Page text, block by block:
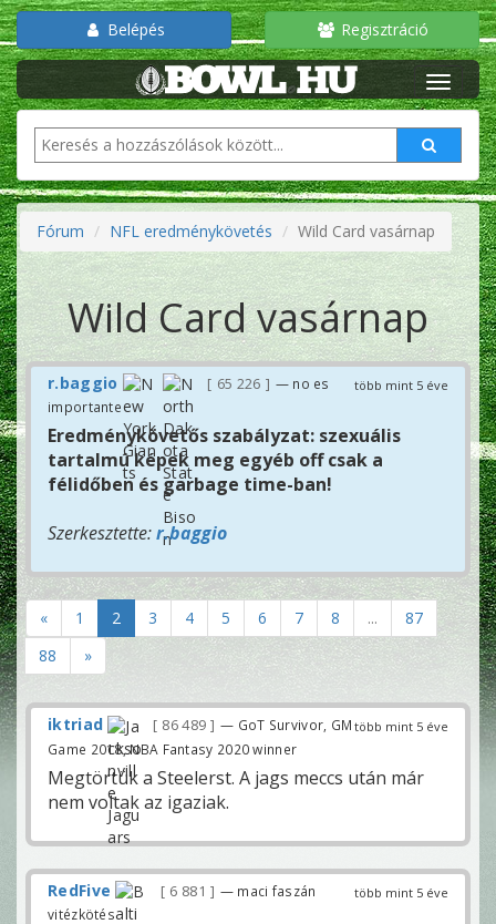
Belépés Regisztráció
Fórum NFL eredménykövetés Wild Card vasárnap
Wild Card vasárnap
több mint 5 éve
r.baggio 65 226
— no es
importante
Eredménykövetős szabályzat: szexuális
tartalmú képek meg egyéb off csak a
félidőben és garbage time-ban!
Szerkesztette:r.baggio
« 1 2 3 4 5 6 7 8 ...
87
88
»
több mint 5 éve
iktriad 86 489
— GoT Survivor, GM
Game 2018, NBA Fantasy 2020 winner
Megtörtük a Steelerst. A jags meccs után már
nem voltak az igaziak.
több mint 5 éve
RedFive 6 881
— maci faszán
vitézkötés